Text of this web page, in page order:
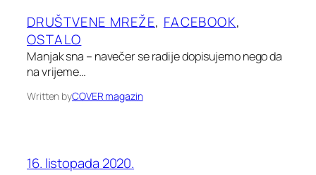
DRUŠTVENE MREŽE, FACEBOOK
OSTALO
Manjak sna – navečer se radije dopisujemo nego da
na vrijeme…
Written byCOVER magazin
16. listopada 2020.